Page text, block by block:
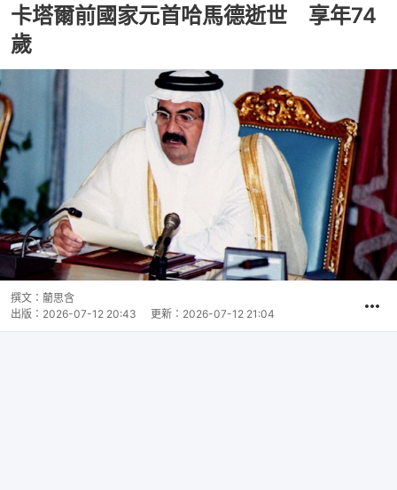
卡塔爾前國家元首哈馬德逝世 享年74
歲
撰文： 藺思含
出版： 2026-07-12 20:43 更新： 2026-07-12 21:04